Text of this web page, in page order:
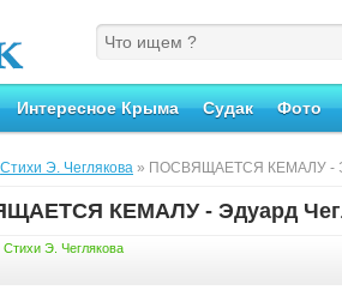
Интересное Крыма Судак Фото
Стихи Э. Чеглякова » ПОСВЯЩАЕТСЯ КЕМАЛУ -
КЕМАЛУ - Эдуард
Стихи Э. Чеглякова